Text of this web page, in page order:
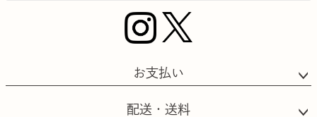
お支払い
配送・送料